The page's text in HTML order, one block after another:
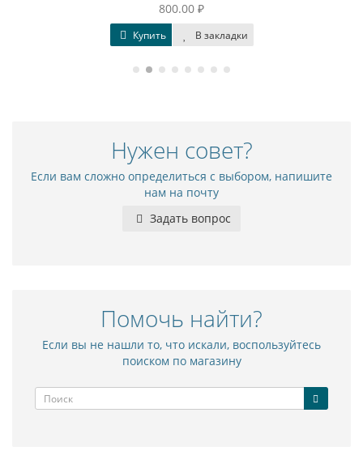
800.00 ₽
Купить В закладки
Нужен совет?
Если вам сложно определиться с выбором, напишите
нам на почту
Задать вопрос
Помочь найти?
Если вы не нашли то, что искали, воспользуйтесь
поиском по магазину